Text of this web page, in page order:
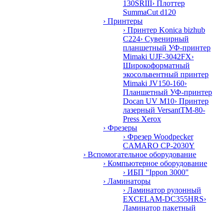
130SRIII› Плоттер
SummaCut d120
› Принтеры
› Принтер Konica bizhub
C224› Сувенирный
планшетный УФ-принтер
Mimaki UJF-3042FX›
Широкоформатный
экосольвентный принтер
Mimaki JV150-160›
Планшетный УФ-принтер
Docan UV M10› Принтер
лазерный VersantTM-80-
Press Xerox
› Фрезеры
› Фрезер Woodpecker
CAMARO CP-2030Y
› Вспомогательное оборудование
› Компьютерное оборудование
› ИБП "Ippon 3000"
› Ламинаторы
› Ламинатор рулонный
EXCELAM-DC355HRS›
Ламинатор пакетный